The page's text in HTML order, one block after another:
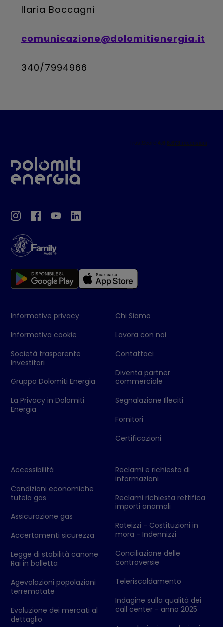
Ilaria Boccagni
comunicazione@dolomitienergia.it
340/7994966
Informative privacy
Informativa cookie
Società trasparente
Investitori
Gruppo Dolomiti Energia
La Privacy in Dolomiti
Energia
Chi Siamo
Lavora con noi
Contattaci
Diventa partner
commerciale
Segnalazione Illeciti
Fornitori
Certificazioni
Accessibilità
Condizioni economiche
tutela gas
Assicurazione gas
Accertamenti sicurezza
Legge di stabilità canone
Rai in bolletta
Agevolazioni popolazioni
terremotate
Evoluzione dei mercati al
dettaglio
Reclami e richiesta di
informazioni
Reclami richiesta rettifica
importi anomali
Rateizzi - Costituzioni in
mora - Indennizzi
Conciliazione delle
controversie
Teleriscaldamento
Indagine sulla qualità dei
call center - anno 2025